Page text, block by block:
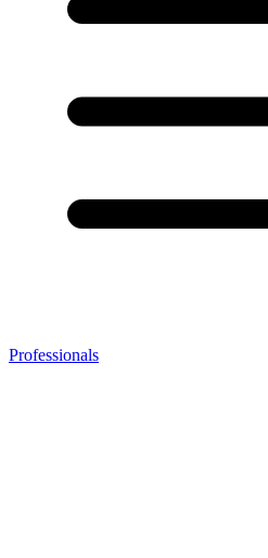
Professionals